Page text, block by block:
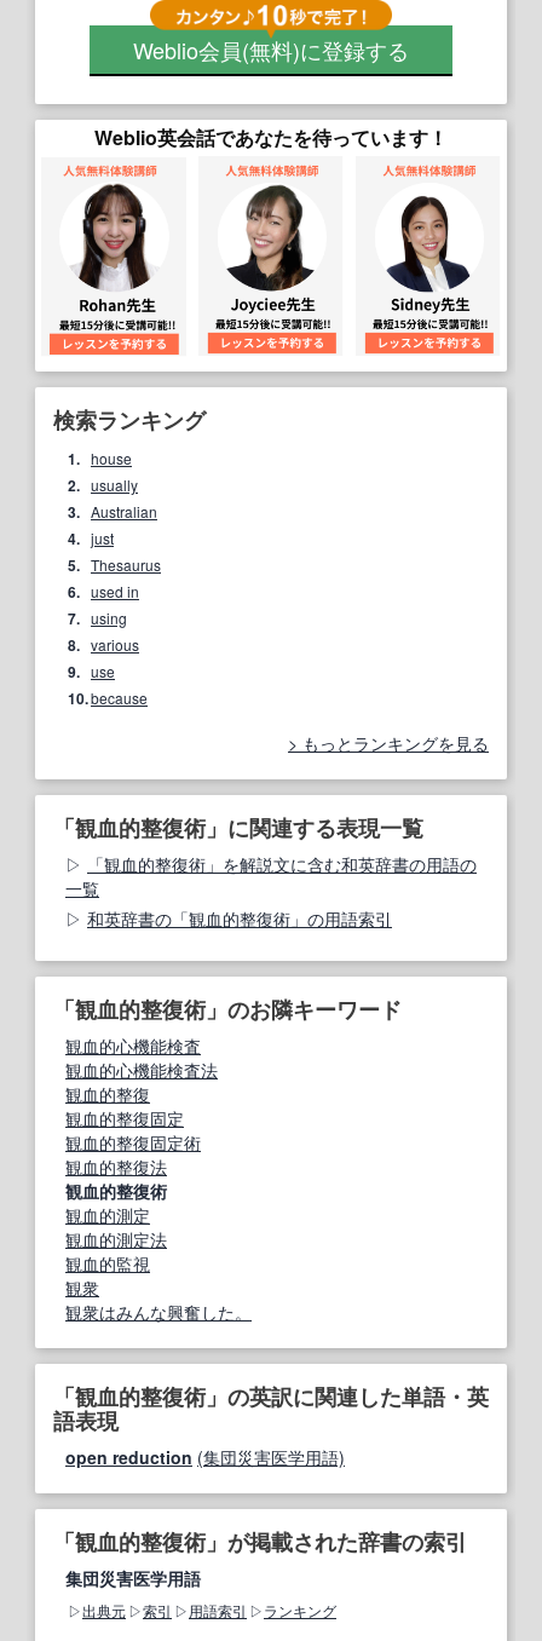
Weblio会員(無料)に登録する
Weblio英会話であなたを待っています！
検索ランキング
1. house
2. usually
3. Australian
4. just
5. Thesaurus
6. used in
7. using
8. various
9. use
10.because
もっとランキングを見る
「観血的整復術」に関連する表現一覧
「観血的整復術」を解説文に含む和英辞書の用語の
一覧
和英辞書の「観血的整復術」の用語索引
「観血的整復術」のお隣キーワード
観血的心機能検査
観血的心機能検査法
観血的整復
観血的整復固定
観血的整復固定術
観血的整復法
観血的整復術
観血的測定
観血的測定法
観血的監視
観衆
観衆はみんな興奮した。
「観血的整復術」の英訳に関連した単語・英
語表現
open reduction (集団災害医学用語)
「観血的整復術」が掲載された辞書の索引
集団災害医学用語
出典元 索引 用語索引 ランキング